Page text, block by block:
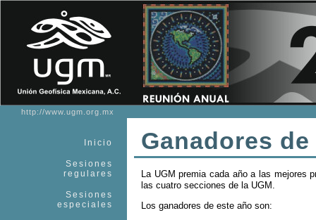
http://www.ugm.org.mx
Inicio
Sesiones
regulares
Sesiones
especiales
Ganadores
La UGM premia cada año a las mejores
las cuatro secciones de la UGM.
Los ganadores de este año son: